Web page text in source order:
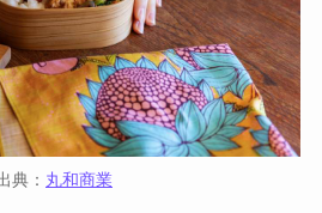
典： 丸和商業